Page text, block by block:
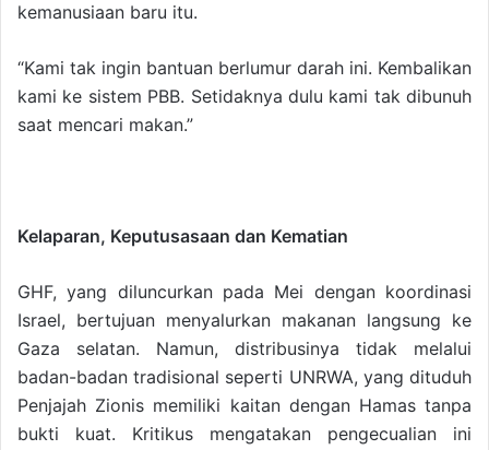
kemanusiaan baru itu.
“Kami tak ingin bantuan berlumur darah ini. Kembalikan
kami ke sistem PBB. Setidaknya dulu kami tak dibunuh
saat mencari makan.”
Kelaparan, Keputusasaan dan Kematian
GHF, yang diluncurkan pada Mei dengan koordinasi
Israel, bertujuan menyalurkan makanan langsung ke
Gaza selatan. Namun, distribusinya tidak melalui
badan-badan tradisional seperti UNRWA, yang dituduh
Penjajah Zionis memiliki kaitan dengan Hamas tanpa
bukti kuat. Kritikus mengatakan pengecualian ini